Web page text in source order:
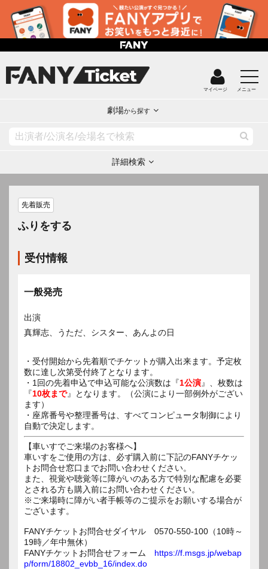
マイページ メニュー
劇場から探す
詳細検索
先着販売
ふりをする
受付情報
一般発売
出演
真輝志、うただ、シスター、あんよの日
・受付開始から先着順でチケットが購入出来ます。予定枚
数に達し次第受付終了となります。
・1回の先着申込で申込可能な公演数は『1公演』、枚数は
『10枚まで』となります。（公演により一部例外がござい
ます）
・座席番号や整理番号は、すべてコンピュータ制御により
自動で決定します。
【車いすでご来場のお客様へ】
車いすをご使用の方は、必ず購入前に下記のFANYチケッ
トお問合せ窓口までお問い合わせください。
また、視覚や聴覚等に障がいのある方で特別な配慮を必要
とされる方も購入前にお問い合わせください。
※ご来場時に障がい者手帳等のご提示をお願いする場合が
ございます。
FANYチケットお問合せダイヤル 0570-550-100（10時～
19時／年中無休）
FANYチケットお問合せフォーム https://f.msgs.jp/webap
p/form/18802_evbb_16/index.do